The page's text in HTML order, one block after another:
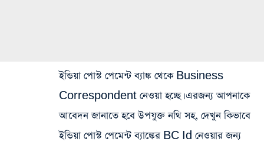
ইন্ডিয়া পোস্ট পেমেন্ট ব্যাঙ্ক থেকে Business
Correspondent নেওয়া হচ্ছে। এরজন্য আপনাকে
আবেদন জানাতে হবে উপযুক্ত নথি সহ, দেখুন কিভাবে
ইন্ডিয়া পোস্ট পেমেন্ট ব্যাঙ্কের BC Id নেওয়ার জন্য